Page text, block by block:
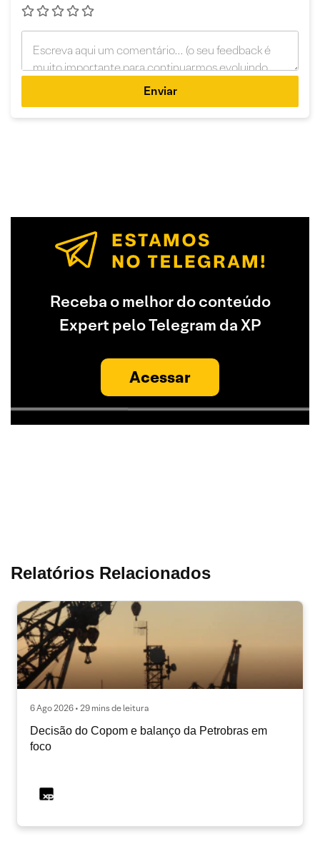
Enviar
Receba o melhor do conteúdo
Expert pelo Telegram da XP
Acessar
Relatórios Relacionados
6 Ago 2026 • 29 mins de leitura
Decisão do Copom e balanço da Petrobras em
foco